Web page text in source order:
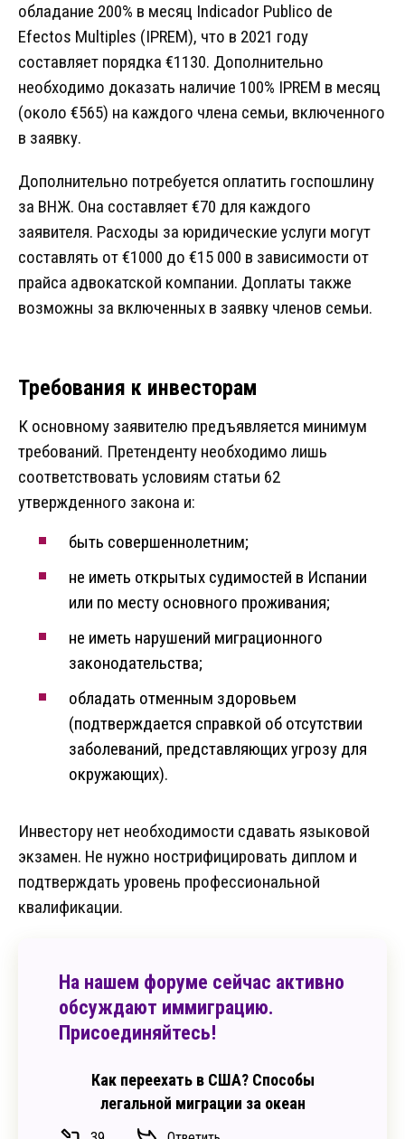
обладание 200% в месяц Indicador Publico de
Efectos Multiples (IPREM), что в 2021 году
составляет порядка €1130. Дополнительно
необходимо доказать наличие 100% IPREM в месяц
(около €565) на каждого члена семьи, включенного
в заявку.
Дополнительно потребуется оплатить госпошлину
за ВНЖ. Она составляет €70 для каждого
заявителя. Расходы за юридические услуги могут
составлять от €1000 до €15 000 в зависимости от
прайса адвокатской компании. Доплаты также
возможны за включенных в заявку членов семьи.
Требования к инвесторам
К основному заявителю предъявляется минимум
требований. Претенденту необходимо лишь
соответствовать условиям статьи 62
утвержденного закона и:
быть совершеннолетним;
не иметь открытых судимостей в Испании
или по месту основного проживания;
не иметь нарушений миграционного
законодательства;
обладать отменным здоровьем
(подтверждается справкой об отсутствии
заболеваний, представляющих угрозу для
окружающих).
Инвестору нет необходимости сдавать языковой
экзамен. Не нужно нострифицировать диплом и
подтверждать уровень профессиональной
квалификации.
На нашем форуме сейчас активно
обсуждают иммиграцию.
Присоединяйтесь!
Как переехать в США? Способы
легальной миграции за океан